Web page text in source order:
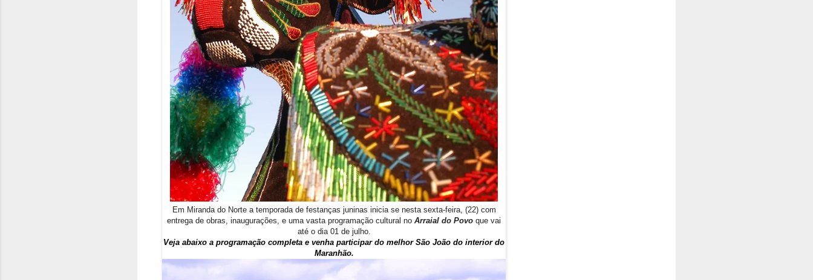
Em Miranda do Norte a temporada de festanças juninas inicia se nesta sexta-feira, (22) com
entrega de obras, inaugurações, e uma vasta programação cultural no Arraial do Povo que vai
até o dia 01 de julho.
Veja abaixo a programação completa e venha participar do melhor São João do interior do
Maranhão.